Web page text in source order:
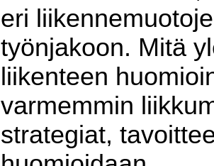
eri
työnjakoon. Mitä
liikenteen
varmemmin
strategiat,